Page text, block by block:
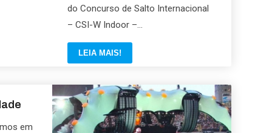
do Concurso de Salto Internacional
– CSI-W Indoor –...
LEIA MAIS!
em